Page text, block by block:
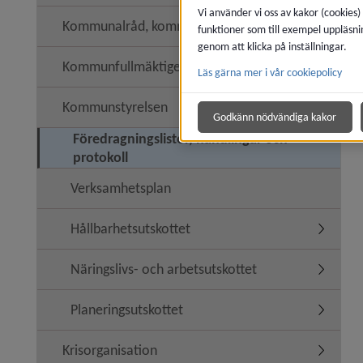
Kommunalråd, kommunledning
Kommunfullmäktige
Kommunstyrelsen
Föredragningslistor, handlingar och
protokoll
Verksamhetsplan
Hållbarhetsutskottet
Näringslivs- och arbetsutskottet
Planeringsutskottet
Krisorganisation
Vi använder vi oss av kakor
funktioner som till exempel
genom att klicka på inställningar.
Läs gärna mer i vår cookiepolicy
Godkänn nödvändiga kakor